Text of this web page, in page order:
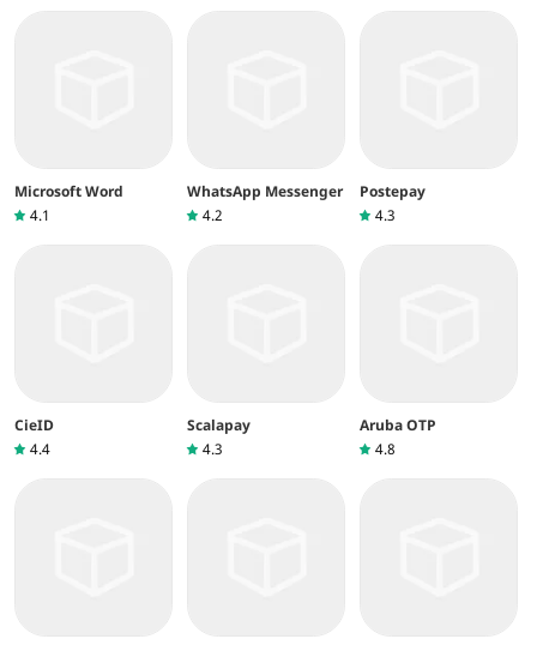
Microsoft Word
4.1
WhatsApp Messenger
4.2
Postepay
4.3
CieID
4.4
Scalapay
4.3
Aruba OTP
4.8